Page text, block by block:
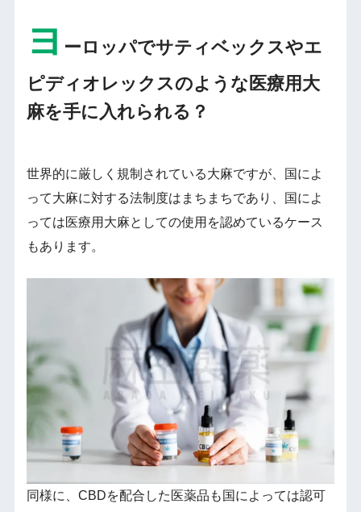
ヨ ーロッパでサティベックスやエ
ピディオレックスのような医療用大
麻を手に入れられる？
世界的に厳しく規制されている大麻ですが、国によ
って大麻に対する法制度はまちまちであり、国によ
っては医療用大麻としての使用を認めているケース
もあります。
同様に、CBDを配合した医薬品も国によっては認可